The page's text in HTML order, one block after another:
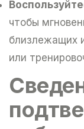
чтобы
близлежащих
или